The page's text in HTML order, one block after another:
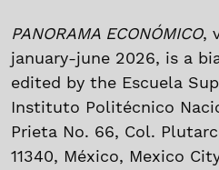
PANORAMA ECONÓMICO,
january-june 2026, is a
edited by the Escuela
Instituto Politécnico
Prieta No. 66, Col.
11340, México, Mexico